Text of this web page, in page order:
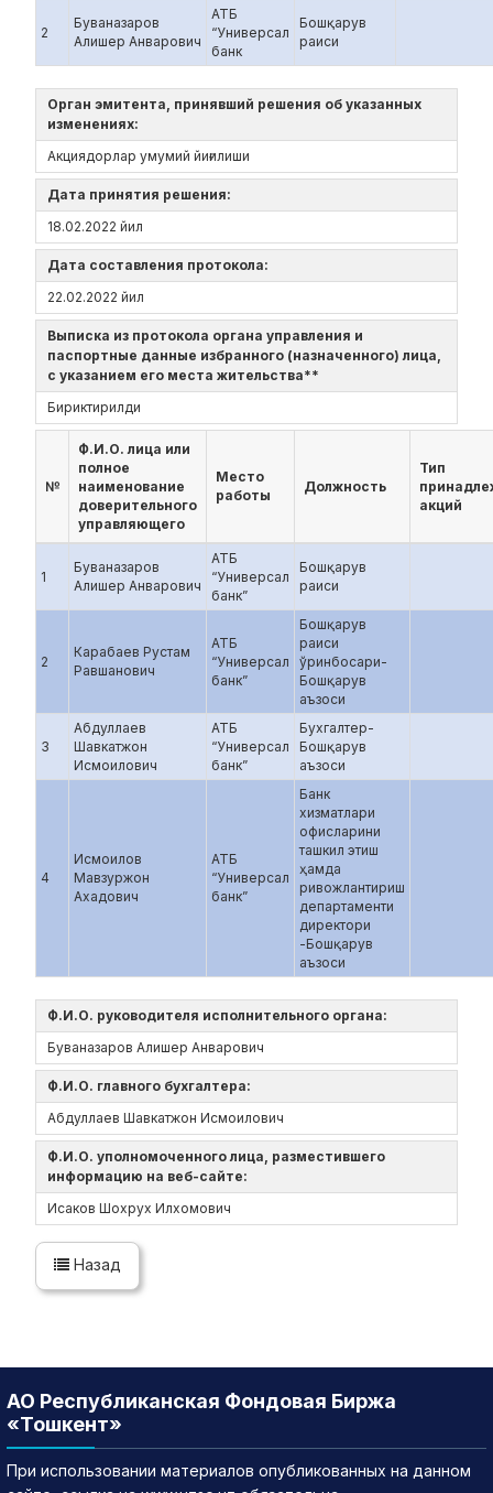
2
Буваназаров
Алишер Анварович
АТБ
“Универсал
банк
Бошқарув
раиси
Орган эмитента, принявший решения об указанных
изменениях:
Акциядорлар умумий йиғилиши
Дата принятия решения:
18.02.2022 йил
Дата составления протокола:
22.02.2022 йил
Выписка из протокола органа управления и
паспортные данные избранного (назначенного) лица,
с указанием его места жительства**
Бириктирилди
№
Ф.И.О. лица или
полное
наименование
доверительного
управляющего
Место
работы
Должность
Тип
акций
1
Буваназаров
Алишер Анварович
АТБ
“Универсал
банк”
Бошқарув
раиси
2
Карабаев Рустам
Равшанович
АТБ
“Универсал
банк”
Бошқарув
раиси
ўринбосари-
Бошқарув
аъзоси
3
Абдуллаев
Шавкатжон
Исмоилович
АТБ
“Универсал
банк”
Бухгалтер-
Бошқарув
аъзоси
4
Исмоилов
Мавзуржон
Ахадович
АТБ
“Универсал
банк”
Банк
хизматлари
офисларини
ташкил этиш
ҳамда
ривожлантириш
департаменти
директори
-Бошқарув
аъзоси
Ф.И.О. руководителя исполнительного органа:
Буваназаров Алишер Анварович
Ф.И.О. главного бухгалтера:
Абдуллаев Шавкатжон Исмоилович
Ф.И.О. уполномоченного лица, разместившего
информацию на веб-сайте:
Исаков Шохрух Илхомович
Назад
АО Республиканская Фондовая Биржа
«Тошкент»
При использовании материалов опубликованных на данном